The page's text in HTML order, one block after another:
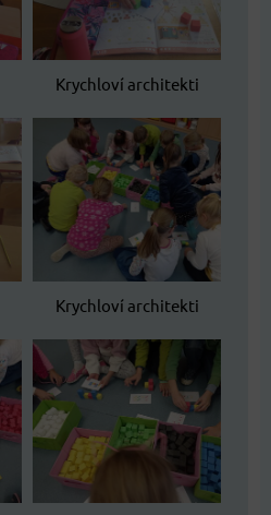
Krychloví architekti
Krychloví architekti